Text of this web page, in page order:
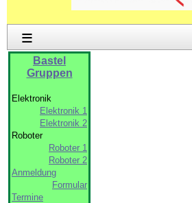
≡
Bastel
Gruppen
Elektronik
Elektronik 1
Elektronik 2
Roboter
Roboter 1
Roboter 2
Anmeldung
Formular
Termine